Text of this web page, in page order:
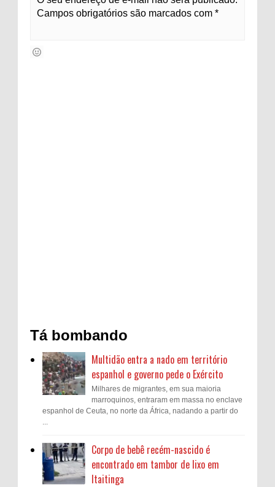
Campos obrigatórios são marcados com *
Tá bombando
Multidão entra a nado em território
espanhol e governo pede o Exército
Milhares de migrantes, em sua maioria
marroquinos, entraram em massa no enclave
espanhol de Ceuta, no norte da África, nadando a partir do
...
Corpo de bebê recém-nascido é
encontrado em tambor de lixo em
Itaitinga